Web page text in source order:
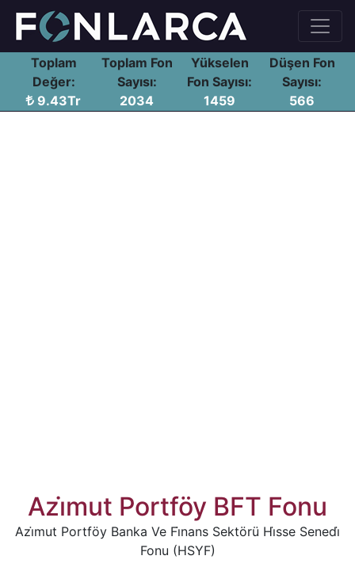
Toplam
Değer:
9.43Tr
Toplam Fon
Sayısı:
2034
Yükselen
Fon Sayısı:
1459
Düşen Fon
Sayısı:
566
Azi̇mut Portföy BFT Fonu
Azi̇mut Portföy Banka Ve Fi̇nans Sektörü Hi̇sse Senedi̇
Fonu (HSYF)